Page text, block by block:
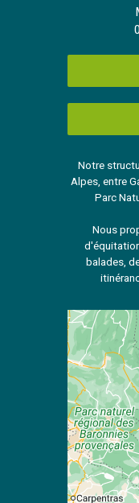
Notre
Alpes, entre
Parc
Nous
balades,